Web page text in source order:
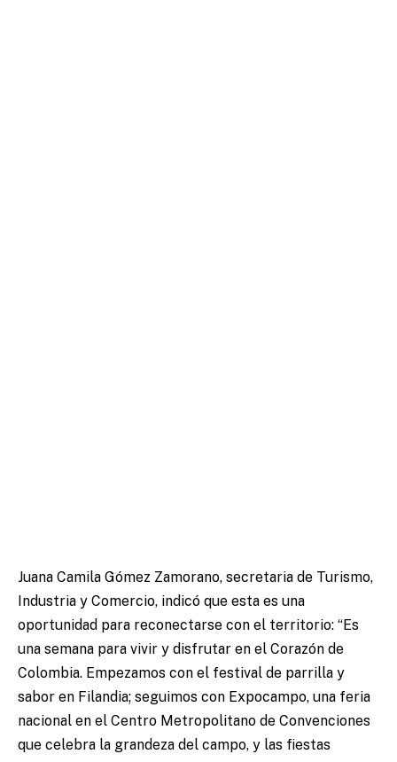
Juana Camila Gómez Zamorano, secretaria de Turismo,
Industria y Comercio, indicó que esta es una
oportunidad para reconectarse con el territorio: “Es
una semana para vivir y disfrutar en el Corazón de
Colombia. Empezamos con el festival de parrilla y
sabor en Filandia; seguimos con Expocampo, una feria
nacional en el Centro Metropolitano de Convenciones
que celebra la grandeza del campo, y las fiestas